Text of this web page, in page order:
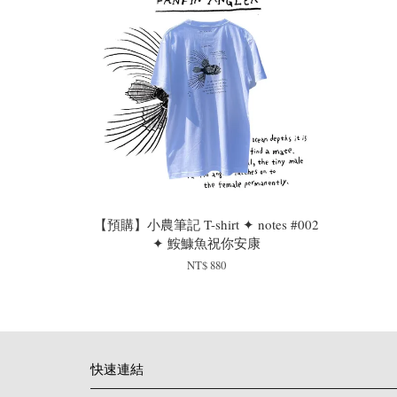
【預購】小農筆記 T-shirt ✦ notes #002
✦ 鮟鱇魚祝你安康
NT$ 880
快速連結